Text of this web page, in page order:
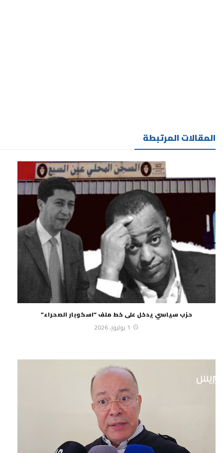
المقالات المرتبطة
حزب سياسي يدخل على خط ملف “اسكوبار الصحراء”
1 يوليوز، 2026